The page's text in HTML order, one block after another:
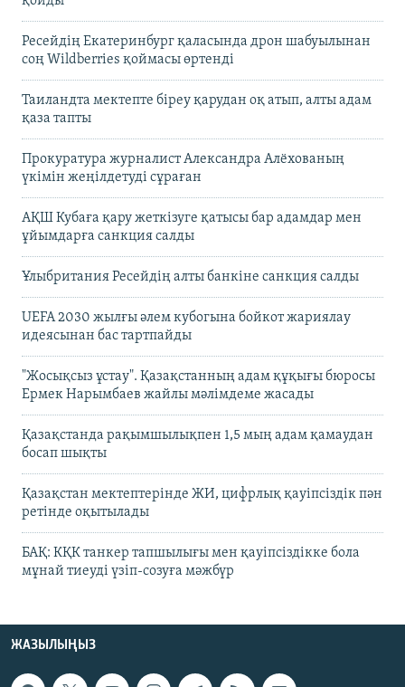
Ресейдің Екатеринбург қаласында дрон шабуылынан
соң Wildberries қоймасы өртенді
Таиландта мектепте біреу қарудан оқ атып, алты адам
қаза тапты
Прокуратура журналист Александра Алёхованың
үкімін жеңілдетуді сұраған
АҚШ Кубаға қару жеткізуге қатысы бар адамдар мен
ұйымдарға санкция салды
Ұлыбритания Ресейдің алты банкіне санкция салды
UEFA 2030 жылғы әлем кубогына бойкот жариялау
идеясынан бас тартпайды
"Жосықсыз ұстау". Қазақстанның адам құқығы бюросы
Ермек Нарымбаев жайлы мәлімдеме жасады
Қазақстанда рақымшылықпен 1,5 мың адам қамаудан
босап шықты
Қазақстан мектептерінде ЖИ, цифрлық қауіпсіздік пән
ретінде оқытылады
БАҚ: КҚК танкер тапшылығы мен қауіпсіздікке бола
мұнай тиеуді үзіп-созуға мәжбүр
ЖАЗЫЛЫҢЫЗ